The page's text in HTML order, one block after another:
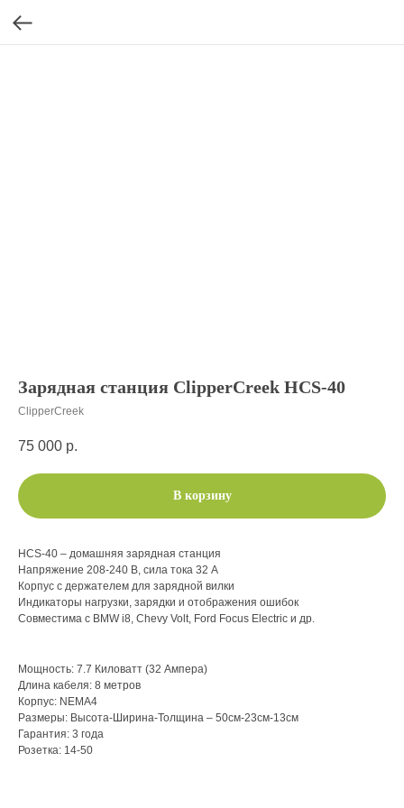
Зарядная станция ClipperCreek HCS-40
ClipperCreek
75 000 р.
В корзину
HCS-40 – домашняя зарядная станция
Напряжение 208-240 В, сила тока 32 А
Корпус с держателем для зарядной вилки
Индикаторы нагрузки, зарядки и отображения ошибок
Совместима с BMW i8, Chevy Volt, Ford Focus Electric и др.
Мощность: 7.7 Киловатт (32 Ампера)
Длина кабеля: 8 метров
Корпус: NEMA4
Размеры: Высота-Ширина-Толщина – 50см-23см-13см
Гарантия: 3 года
Розетка: 14-50